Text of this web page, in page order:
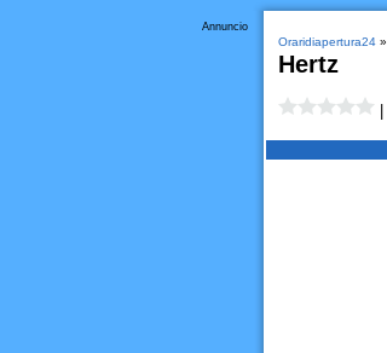
Annuncio
Oraridiapertura24»
Hertz